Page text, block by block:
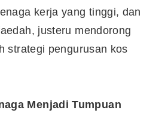
kerja yang tinggi, dan
justeru mendorong
strategi pengurusan kos
Menjadi Tumpuan